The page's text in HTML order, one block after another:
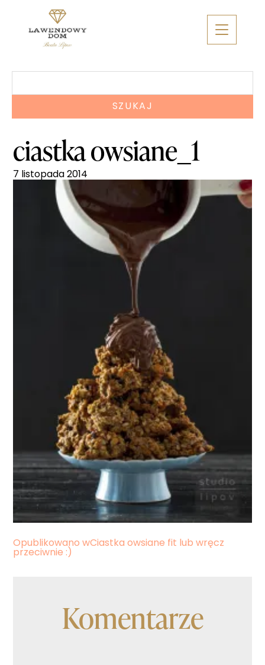
ciastka owsiane_1
7 listopada 2014
Nawigacja
Opublikowano wCiastka owsiane fit lub wręcz
przeciwnie :)
Komentarze